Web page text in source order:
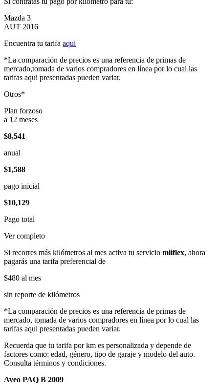
Mazda 3
AUT 2016
Encuentra tu tarifa aqui
*La comparación de precios es una referencia de primas de
mercado,tomada de varios compradores en línea por lo cual las
tarifas aqui presentadas pueden variar.
Otros*
Plan forzoso
a 12 meses
$8,541
anual
$1,588
pago inicial
$10,129
Pago total
Ver completo
Si recorres más kilómetros al mes activa tu servicio miiflex, ahora
pagarás una tarifa preferencial de
$480 al mes
sin reporte de kilómetros
*La comparación de precios es una referencia de primas de
mercado, tomada de varios compradores en línea por lo cual las
tarifas aqui presentadas pueden variar.
Recuerda que tu tarifa por km es personalizada y depende de
factores como: edad, género, tipo de garaje y modelo del auto.
Consulta términos y condiciones.
Aveo PAQ B 2009